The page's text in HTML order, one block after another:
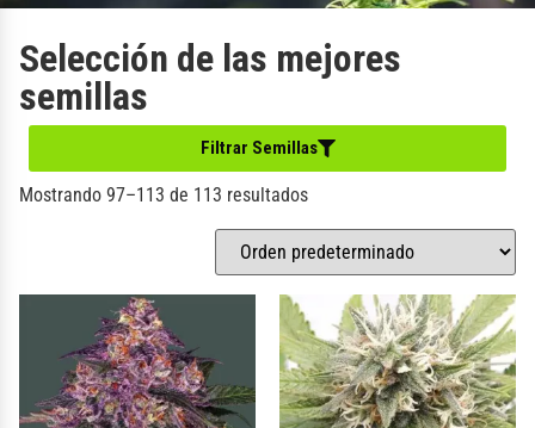
Selección de las mejores
semillas
Filtrar Semillas
Mostrando 97–113 de 113 resultados